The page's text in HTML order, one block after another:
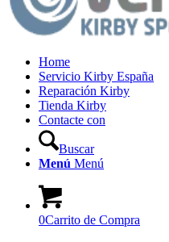
Home
Servicio Kirby España
Reparación Kirby
Tienda Kirby
Contacte con
Buscar
Menú Menú
0Carrito de Compra